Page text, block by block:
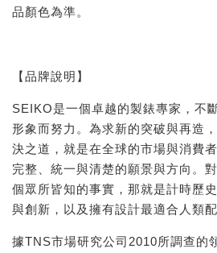
品顏色為準。
【品牌說明】
SEIKO是一個卓越的製錶專家，不
形象而努力。為求新的突破與再造
決之道，就是在全球的市場與消費
完整、統一與清楚的願景與方向。
個眾所皆知的事實，那就是計時歷
與創新，以及擁有設計最適合人類
據TNS市場研究公司2010所調查的